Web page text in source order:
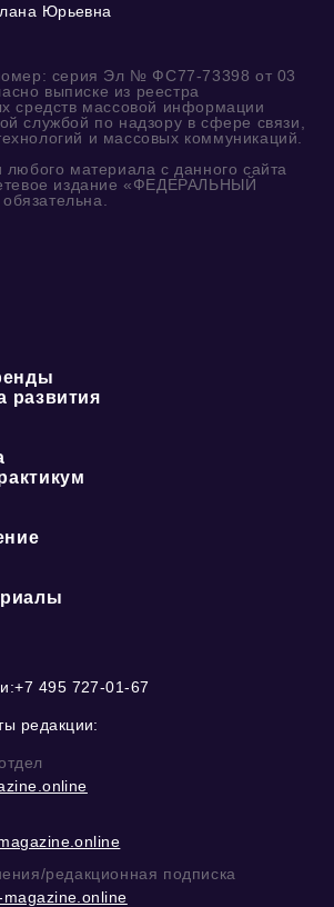
Юрьевна
серия Эл № ФС77-73398 от 03
выписке из реестра
средств массовой информации
службой по надзору в сфере связи,
и массовых коммуникаций.
любого материала с данного сайта
издание «ФЕДЕРАЛЬНЫЙ
развития
+7 495 727-01-67
редакции:
редакционная подписка